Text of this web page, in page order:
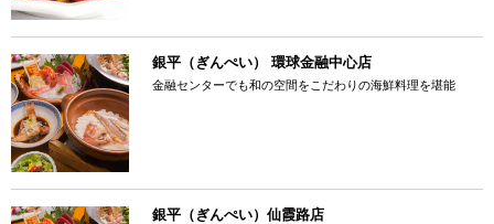
銀平（ぎんぺい） 環球金融中心店
金融センターでも和の空間をこだわりの海鮮料理を堪能
銀平（ぎんぺい）仙霞路店